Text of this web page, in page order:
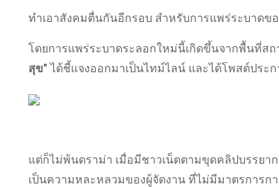
ทำเอาสังคมตื่นกันอีกรอบ สำหรับการแพร่ระบาดข
โดยการแพร่ระบาดระลอกใหม่นี้เกิดขึ้นจากพื้นที่ส
สุข"ได้ชี้แจงออกมาเป็นไทม์ไลน์ และได้โพสต์ประ
แต่ก็ไม่พ้นดราม่า เมื่อมีชาวเน็ตตามขุดคลิปบรรย
เป็นความหละหลวมของผู้จัดงาน ที่ไม่มีมาตรการก